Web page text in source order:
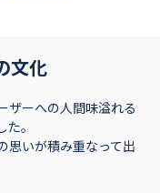
文化
ザーへの人間味溢れる
。
思いが積み重なって出